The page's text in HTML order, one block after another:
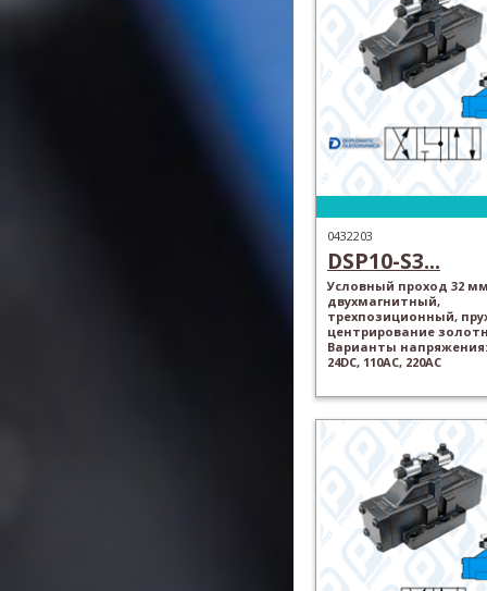
0432203
DSP10-S3...
Условный проход 32
двухмагнитный,
трехпозиционный,
центрирование
Варианты напряжения:
24DC, 110AC, 220AC